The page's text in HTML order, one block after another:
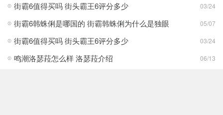
街霸6值得买吗 街头霸王6评分多少 03/24
街霸6韩蛛俐是哪国的 街霸韩蛛俐为什么是独眼 05/07
街霸6值得买吗 街头霸王6评分多少 03/24
鸣潮洛瑟菈怎么样 洛瑟菈介绍 06/13